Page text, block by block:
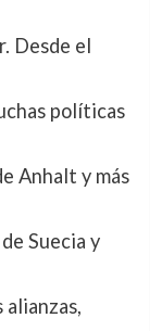
Desde el
políticas
Anhalt y más
Suecia y